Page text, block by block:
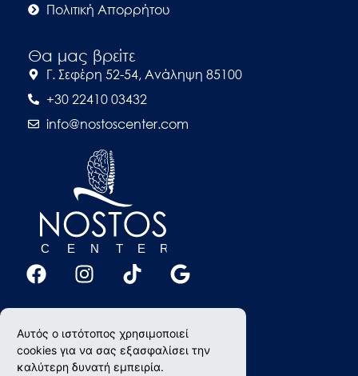
Αυτός ο ιστότοπος χρησιμοποιεί
cookies για να σας εξασφαλίσει την
καλύτερη δυνατή εμπειρία.
Πολιτική Απορρήτου
Θα μας βρείτε
Γ. Σεφέρη 52-54, Ανάληψη 85100
+30 22410 03432
info@nostoscenter.com